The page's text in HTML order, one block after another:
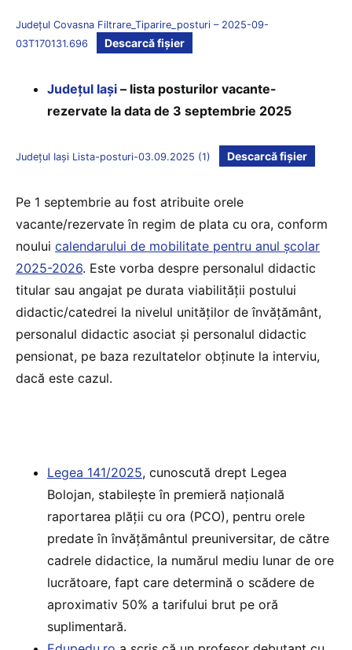
Județul Covasna Filtrare_Tiparire_posturi – 2025-09-
03T170131.696
Descarcă fișier
Județul Iași – lista posturilor vacante-
rezervate la data de 3 septembrie 2025
Județul Iași Lista-posturi-03.09.2025 (1) Descarcă fișier
Pe 1 septembrie au fost atribuite orele
vacante/rezervate în regim de plata cu ora, conform
noului calendarului de mobilitate pentru anul școlar
2025-2026. Este vorba despre personalul didactic
titular sau angajat pe durata viabilității postului
didactic/catedrei la nivelul unităților de învățământ,
personalul didactic asociat și personalul didactic
pensionat, pe baza rezultatelor obținute la interviu,
dacă este cazul.
Legea 141/2025, cunoscută drept Legea
Bolojan, stabilește în premieră națională
raportarea plății cu ora (PCO), pentru orele
predate în învățământul preuniversitar, de către
cadrele didactice, la numărul mediu lunar de ore
lucrătoare, fapt care determină o scădere de
aproximativ 50% a tarifului brut pe oră
suplimentară.